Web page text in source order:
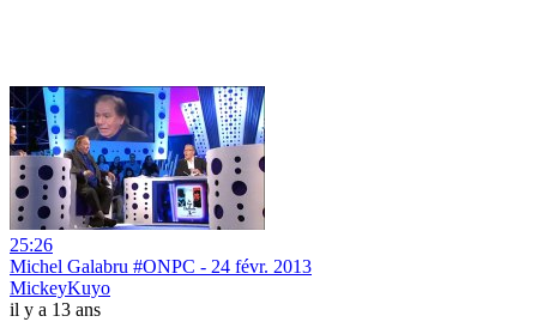
25:26
Michel Galabru #ONPC - 24 févr. 2013
MickeyKuyo
il y a 13 ans